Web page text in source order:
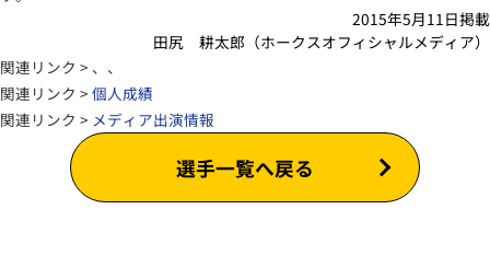
2015年5月11日掲載
田尻 耕太郎（ホークスオフィシャルメディア）
関連リンク > 、、
関連リンク > 個人成績
関連リンク > メディア出演情報
選手一覧へ戻る